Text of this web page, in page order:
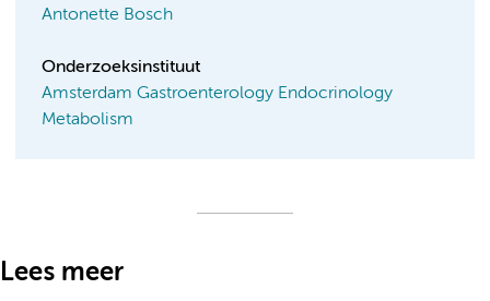
Antonette Bosch
Onderzoeksinstituut
Amsterdam Gastroenterology Endocrinology
Metabolism
Lees meer